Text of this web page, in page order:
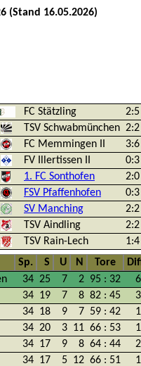
(Stand 16.05.2026)
FC Stätzling
2:5
TSV Schwabmünchen 2:2
FC Memmingen II
3:6
FV Illertissen II
0:3
1. FC Sonthofen
2:0
FSV Pfaffenhofen
0:3
SV Manching
2:2
TSV Aindling
2:2
TSV Rain-Lech
1:4
Sp. S U N Tore
34 25 7 2 95 : 32
34 19 7 8 82 : 45
34 18 9 7 59 : 42
34 20 3 11 66 : 53
34 17 9 8 64 : 44
34 17 5 12 66 : 51